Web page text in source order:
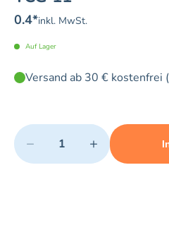
0.4*inkl. MwSt.
Auf Lager
Versand ab 30 € kostenfrei
Quantity
− +
Minimum quantity: 1
Add 1 item to cart